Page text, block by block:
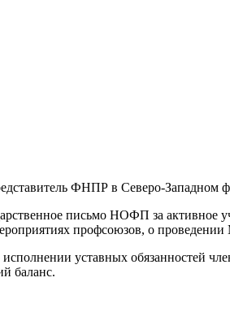
ФНПР в Северо-Западном
письмо НОФП за
профсоюзов, о
уставных обязанностей
баланс.